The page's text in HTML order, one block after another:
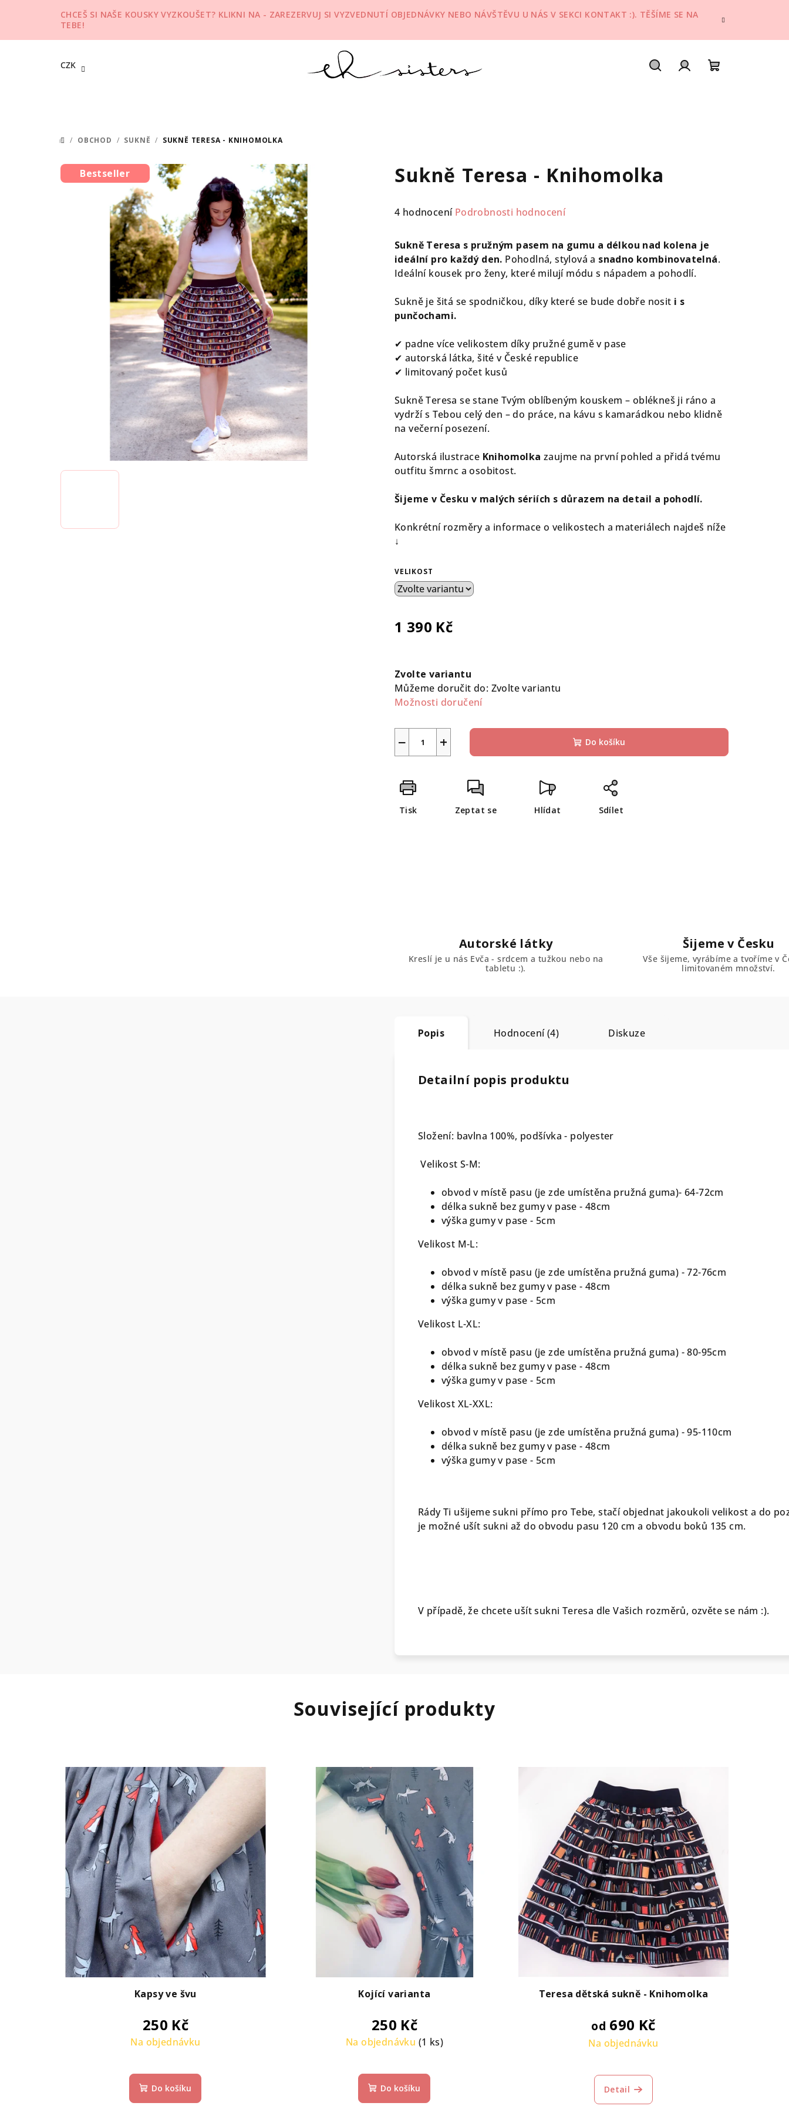
CHCEŠ SI NAŠE KOUSKY VYZKOUŠET? KLIKNI NA - ZAREZERVUJ SI VYZVEDNUTÍ OBJEDNÁVKY NEBO NÁVŠTĚVU U NÁS V SEKCI KONTAKT :). TĚŠÍME SE NA
TEBE!
CZK
DOMŮ
/ OBCHOD / SUKNĚ / SUKNĚ TERESA - KNIHOMOLKA
Sukně Teresa - Knihomolka
Průměrné
produktu
je
5,0
5
hvězdiček.
4 hodnocení Podrobnosti hodnocení
Sukně Teresa s pružným pasem na gumu a délkou nad kolena je
ideální pro každý den. Pohodlná, stylová a snadno kombinovatelná.
Ideální kousek pro ženy, které milují módu s nápadem a pohodlí.
Sukně je šitá se spodničkou, díky které se bude dobře nosit i s
punčochami.
✔ padne více velikostem díky pružné gumě v pase
✔ autorská látka, šité v České republice
✔ limitovaný počet kusů
Sukně Teresa se stane Tvým oblíbeným kouskem – oblékneš ji ráno a
vydrží s Tebou celý den – do práce, na kávu s kamarádkou nebo klidně
na večerní posezení.
Autorská ilustrace Knihomolkazaujme na první pohled a přidá tvému
outfitu šmrnc a osobitost.
Šijeme v Česku v malých sériích s důrazem na detail a pohodlí.
Konkrétní rozměry a informace o velikostech a materiálech najdeš níže
↓
VELIKOST
1 390 Kč
cena:
Zvolte variantu
Můžeme doručit do: Zvolte variantu
Možnosti doručení
+
− Do košíku
Tisk Zeptat se Hlídat Sdílet
Bestseller
Autorské látky
Kreslí je u nás Evča - srdcem a tužkou nebo na
tabletu :).
Šijeme v Česku
Vše šijeme, vyrábíme a tvoříme v
limitovaném množství.
Popis Hodnocení (4) Diskuze
Detailní popis produktu
Složení: bavlna 100%, podšívka - polyester
Velikost S-M:
obvod v místě pasu (je zde umístěna pružná guma)- 64-72cm
délka sukně bez gumy v pase - 48cm
výška gumy v pase - 5cm
Velikost M-L:
obvod v místě pasu (je zde umístěna pružná guma) - 72-76cm
délka sukně bez gumy v pase - 48cm
výška gumy v pase - 5cm
Velikost L-XL:
obvod v místě pasu (je zde umístěna pružná guma) - 80-95cm
délka sukně bez gumy v pase - 48cm
výška gumy v pase - 5cm
Velikost XL-XXL:
obvod v místě pasu (je zde umístěna pružná guma) - 95-110cm
délka sukně bez gumy v pase - 48cm
výška gumy v pase - 5cm
Rády Ti ušijeme sukni přímo pro Tebe, stačí objednat jakoukoli velikost a do
je možné ušít sukni až do obvodu pasu 120 cm a obvodu boků 135 cm.
V případě, že chcete ušít sukni Teresa dle Vašich rozměrů, ozvěte se nám :).
Související produkty
Kapsy ve švu
250 Kč
Na objednávku
Do košíku
Kojící varianta
250 Kč
Na objednávku (1 ks)
Do košíku
Teresa dětská sukně - Knihomolka
od 690 Kč
Na objednávku
Detail